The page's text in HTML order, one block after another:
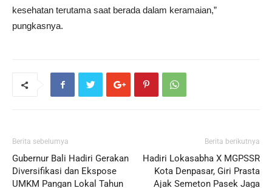
kesehatan terutama saat berada dalam keramaian,”
pungkasnya.
Berita sebelumya
Gubernur Bali Hadiri Gerakan
Diversifikasi dan Ekspose
UMKM Pangan Lokal Tahun
Berita berikutnya
Hadiri Lokasabha X MGPSSR
Kota Denpasar, Giri Prasta
Ajak Semeton Pasek Jaga